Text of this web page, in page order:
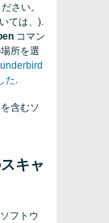
さい。
ては、).
コマン
所を選
た
キャ
フトウ